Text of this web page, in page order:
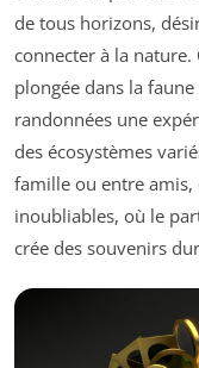
de tous horizons,
connecter à la
plongée dans la
randonnées une
des écosystèmes
famille ou entre
inoubliables, où le
crée des souvenirs